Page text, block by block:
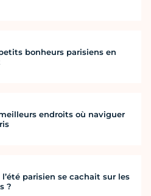
bonheurs parisiens en
endroits où naviguer
l’été parisien se cachait sur les
?